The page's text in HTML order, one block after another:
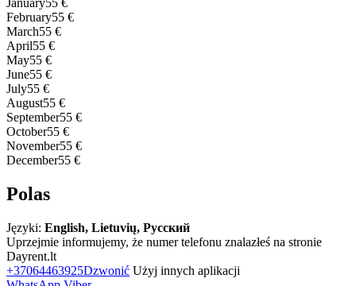
January55 €
February55 €
March55 €
April55 €
May55 €
June55 €
July55 €
August55 €
September55 €
October55 €
November55 €
December55 €
Polas
Języki: English, Lietuvių, Русский
Uprzejmie informujemy, że numer telefonu znalazłeś na stronie
Dayrent.lt
+37064463925Dzwonić Użyj innych aplikacji